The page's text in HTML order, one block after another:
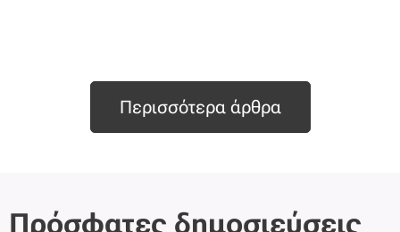
Περισσότερα άρθρα
Πρόσφατες δημοσιεύσεις